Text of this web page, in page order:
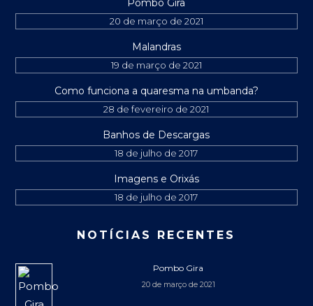
Pombo Gira
20 de março de 2021
Malandras
19 de março de 2021
Como funciona a quaresma na umbanda?
28 de fevereiro de 2021
Banhos de Descargas
18 de julho de 2017
Imagens e Orixás
18 de julho de 2017
NOTÍCIAS RECENTES
Pombo Gira
20 de março de 2021